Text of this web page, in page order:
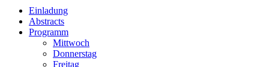
Einladung
Abstracts
Programm
Mittwoch
Donnerstag
Freitag